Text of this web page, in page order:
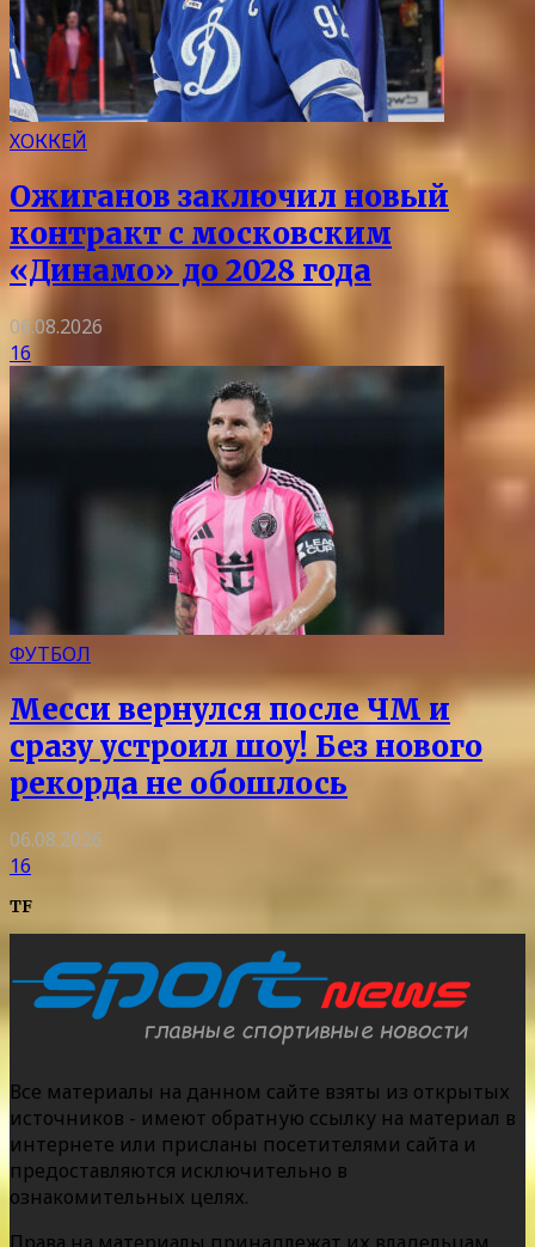
ХОККЕЙ
Ожиганов заключил новый
контракт с московским
«Динамо» до 2028 года
06.08.2026
16
ФУТБОЛ
Месси вернулся после ЧМ и
сразу устроил шоу! Без нового
рекорда не обошлось
06.08.2026
16
TF
Все материалы на данном сайте взяты из открытых
источников - имеют обратную ссылку на материал в
интернете или присланы посетителями сайта и
предоставляются исключительно в
ознакомительных целях.